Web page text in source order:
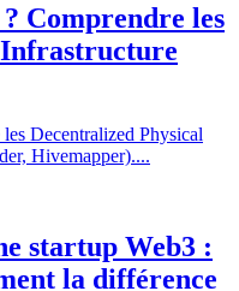
? Comprendre les
Decentralized Physical
Hivemapper)....
startup Web3 :
la différence